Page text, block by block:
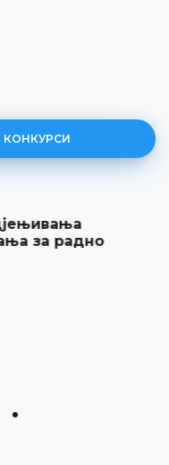
КОНКУРСИ
Преводиоца